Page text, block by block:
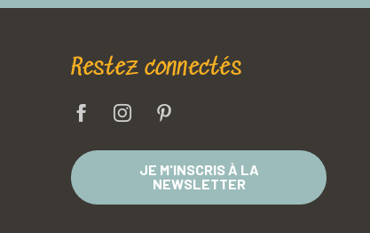
Restez connectés
JE M'INSCRIS À LA
NEWSLETTER